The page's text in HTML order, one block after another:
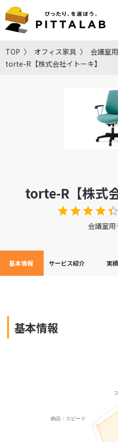
TOP オフィス家具
会議室
torte-R【株式会社イトーキ】
torte-R【株式
会議室用
基本情報 サービス紹介 実績
基本情報